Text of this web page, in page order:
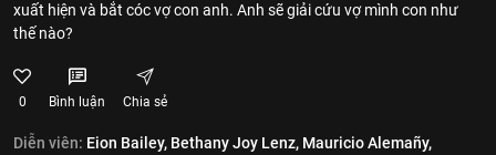
xuất hiện và bắt cóc vợ con anh. Anh sẽ giải cứu vợ mình con như
thế nào?
0 Bình luận Chia sẻ
Diễn viên: Eion Bailey, Bethany Joy Lenz, Mauricio Alemañy,